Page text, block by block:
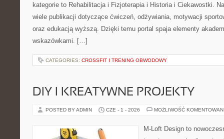
kategorie to Rehabilitacja i Fizjoterapia i Historia i Ciekawostki.
wiele publikacji dotyczące ćwiczeń, odżywiania, motywacji
oraz edukacją wyższą. Dzięki temu portal spaja elementy
wskazówkami. […]
CATEGORIES: CROSSFIT I TRENING OBWODOWY
DIY I KREATYWNE PROJEKTY
POSTED BY ADMIN CZE - 1 - 2026 MOŻLIWOŚĆ
M-Loft Design to